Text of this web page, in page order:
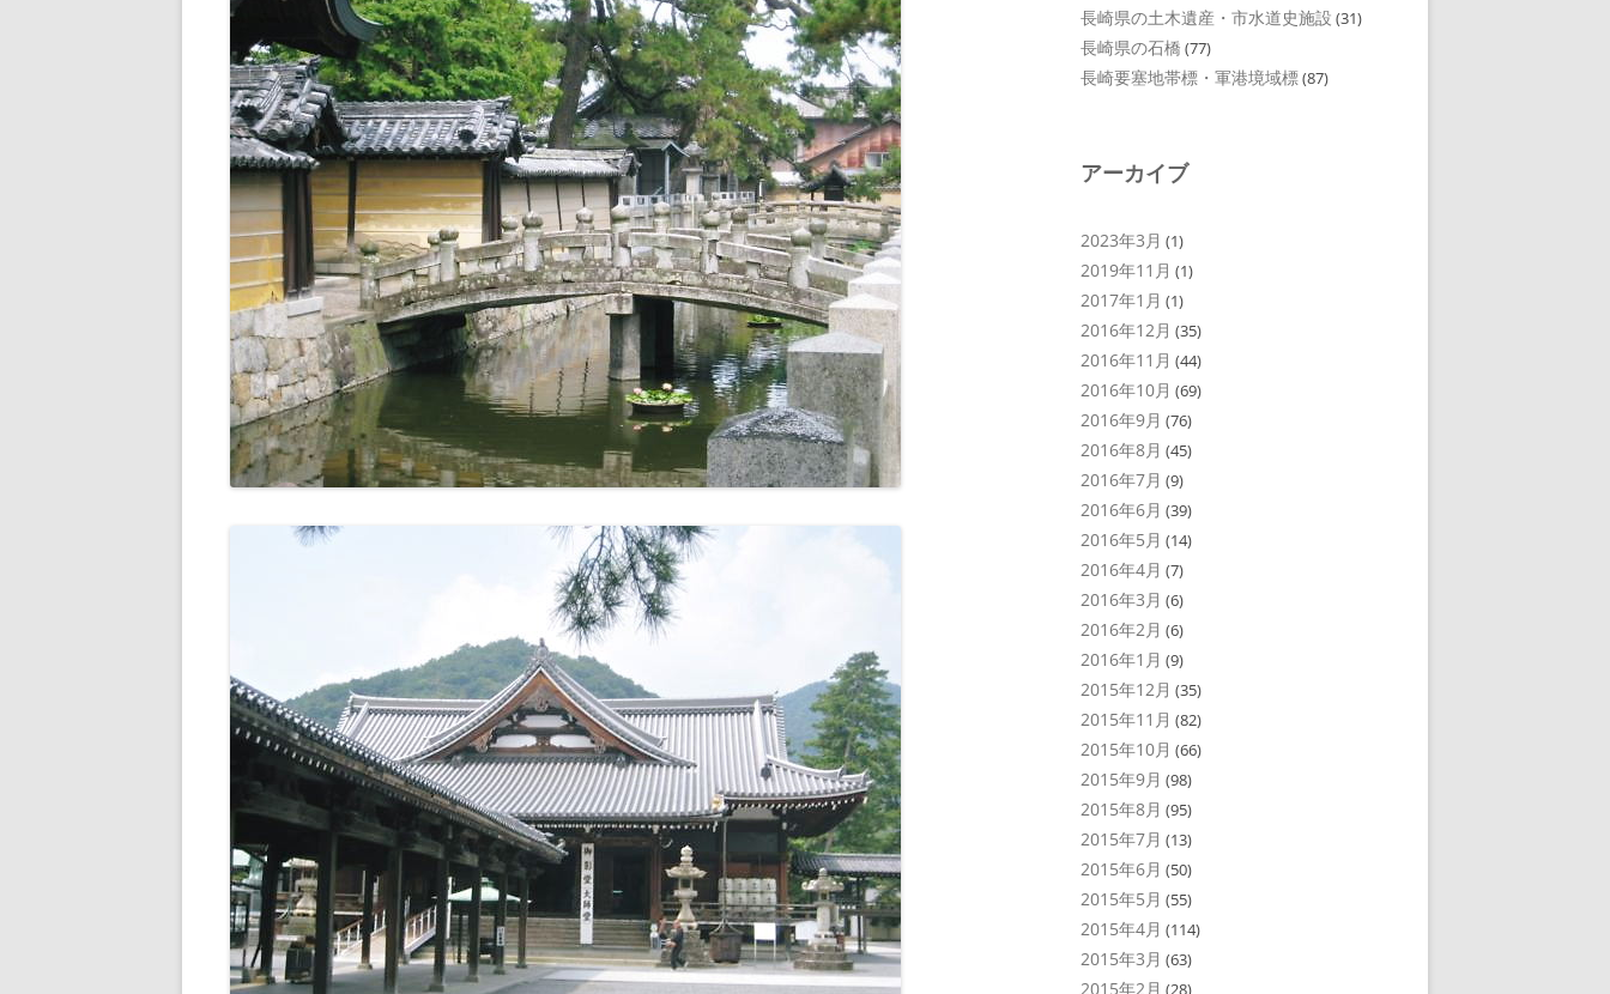
長崎県の土木遺産・市水道史施設 (31)
長崎県の石橋 (77)
長崎要塞地帯標・軍港境域標(87)
アーカイブ
2023年3月 (1)
2019年11月 (1)
2017年1月 (1)
2016年12月 (35)
2016年11月 (44)
2016年10月 (69)
2016年9月 (76)
2016年8月 (45)
2016年7月 (9)
2016年6月 (39)
2016年5月 (14)
2016年4月 (7)
2016年3月 (6)
2016年2月 (6)
2016年1月 (9)
2015年12月 (35)
2015年11月 (82)
2015年10月 (66)
2015年9月 (98)
2015年8月 (95)
2015年7月 (13)
2015年6月 (50)
2015年5月 (55)
2015年4月 (114)
2015年3月 (63)
2015年2月 (28)